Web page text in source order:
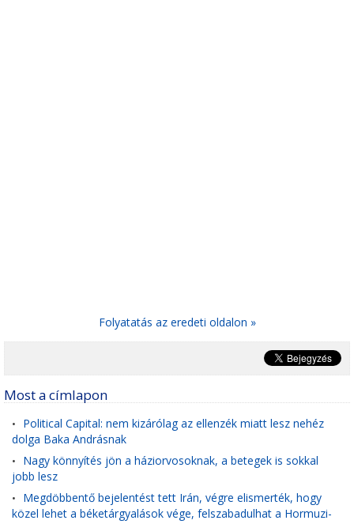
Folyatatás az eredeti oldalon »
Most a címlapon
• Political Capital: nem kizárólag az ellenzék miatt lesz nehéz
dolga Baka Andrásnak
• Nagy könnyítés jön a háziorvosoknak, a betegek is sokkal
jobb lesz
• Megdöbbentő bejelentést tett Irán, végre elismerték, hogy
közel lehet a béketárgyalások vége, felszabadulhat a Hormuzi-